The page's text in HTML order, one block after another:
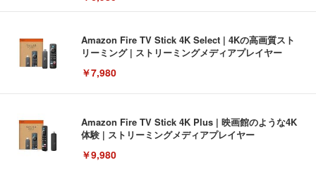
Amazon Fire TV Stick 4K Select | 4Kの高画質スト
リーミング | ストリーミングメディアプレイヤー
￥7,980
Amazon Fire TV Stick 4K Plus | 映画館のような4K
体験 | ストリーミングメディアプレイヤー
￥9,980